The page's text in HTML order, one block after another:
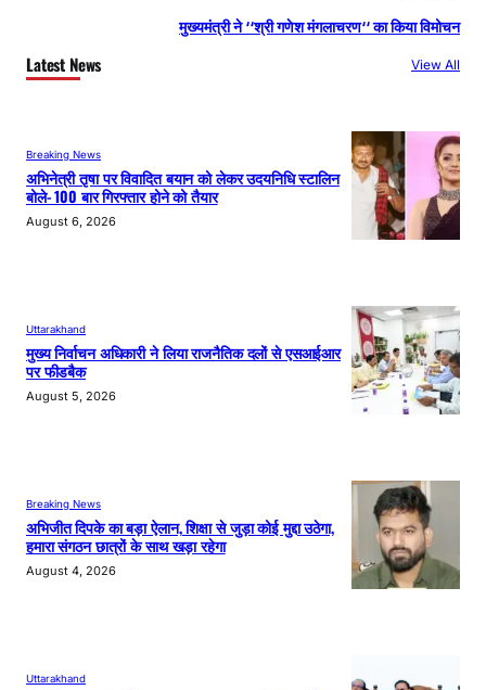
मुख्यमंत्री ने ‘‘श्री गणेश मंगलाचरण‘‘ का किया विमोचन
Latest News View All
Breaking News
अभिनेत्री तृषा पर विवादित बयान को लेकर उदयनिधि स्टालिन
बोले- 100 बार गिरफ्तार होने को तैयार
August 6, 2026
Uttarakhand
मुख्य निर्वाचन अधिकारी ने लिया राजनैतिक दलों से एसआईआर
पर फीडबैक
August 5, 2026
Breaking News
अभिजीत दिपके का बड़ा ऐलान, शिक्षा से जुड़ा कोई मुद्दा उठेगा,
हमारा संगठन छात्रों के साथ खड़ा रहेगा
August 4, 2026
Uttarakhand